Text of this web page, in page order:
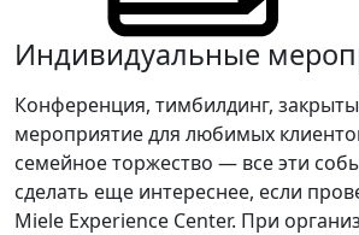
Индивидуальные
Конференция, тимбилдинг,
мероприятие для любимых
семейное торжество — все эти
сделать еще интереснее, если
Miele Experience Center. При